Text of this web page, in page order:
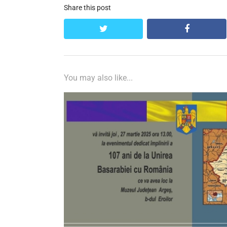
Share this post
twitter facebook
You may also like...